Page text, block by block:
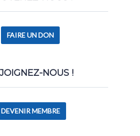
FAIRE UN DON
NOUS !
DEVENIR MEMBRE